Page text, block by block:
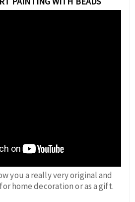
you a really very original and
home decoration or as a gift.